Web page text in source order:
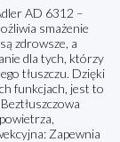
AD 6312 –
smażenie
zdrowsze, a
dla tych, którzy
tłuszczu. Dzięki
funkcjach, jest to
Zapewnia